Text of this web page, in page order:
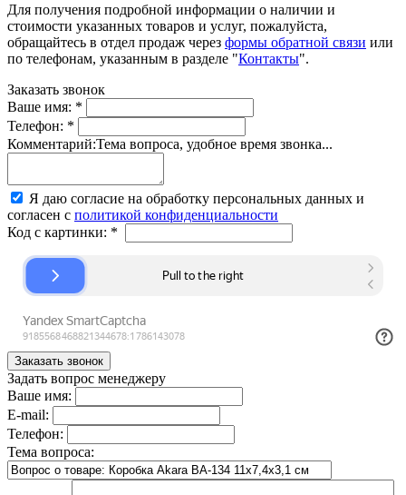
Для получения подробной информации о наличии и
стоимости указанных товаров и услуг, пожалуйста,
обращайтесь в отдел продаж через формы обратной связи или
по телефонам, указанным в разделе "Контакты".
Заказать звонок
Ваше имя: *
Телефон: *
Комментарий:Тема вопроса, удобное время звонка...
Я даю согласие на обработку персональных данных и
согласен с политикой конфиденциальности
Код с картинки: *
Задать вопрос менеджеру
Ваше имя:
E-mail:
Телефон:
Тема вопроса: